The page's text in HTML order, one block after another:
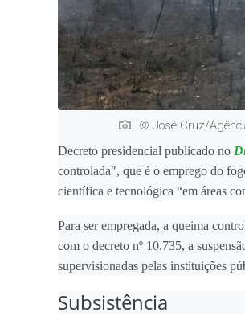
© José Cruz/
Decreto presidencial publicado no
controlada", que é o emprego do
científica e tecnológica “em áreas
Para ser empregada, a queima
com o decreto nº 10.735, a
supervisionadas pelas instituições
Subsistência